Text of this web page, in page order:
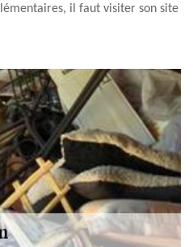
il faut visiter son site